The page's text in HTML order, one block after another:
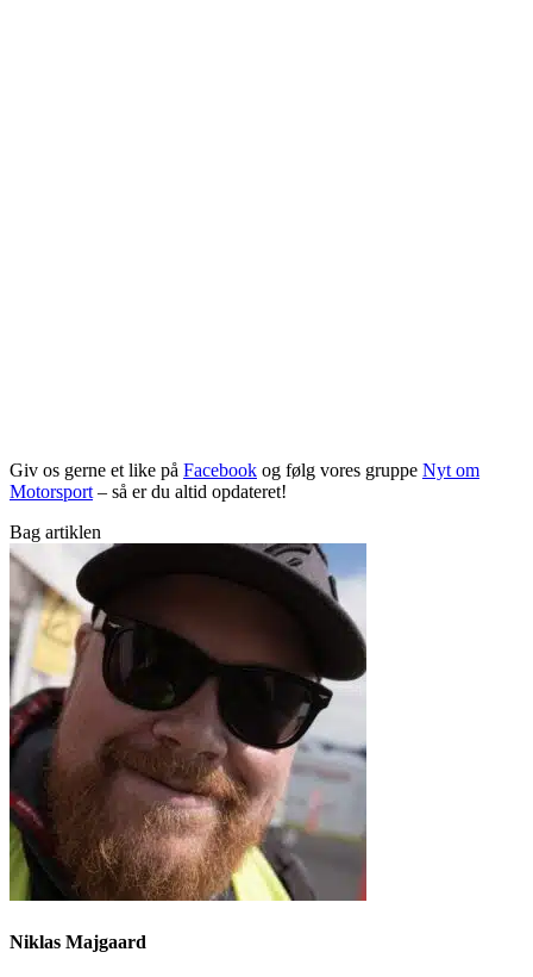
Giv os gerne et like på Facebook og følg vores gruppe Nyt om
Motorsport– så er du altid opdateret!
Bag artiklen
Niklas Majgaard